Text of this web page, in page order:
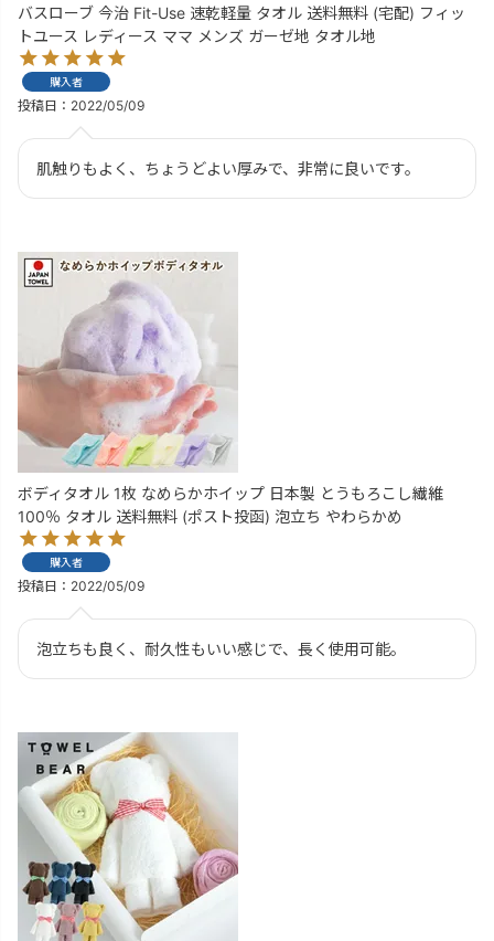
バスローブ 今治 Fit-Use 速乾軽量 タオル 送料無料 (宅配) フィッ
トユース レディース ママ メンズ ガーゼ地 タオル地
購入者
投稿日 2022/05/09
肌触りもよく、ちょうどよい厚みで、非常に良いです。
ボディタオル 1枚 なめらかホイップ 日本製 とうもろこし繊維
100％ タオル 送料無料 (ポスト投函) 泡立ち やわらかめ
購入者
投稿日 2022/05/09
泡立ちも良く、耐久性もいい感じで、長く使用可能。